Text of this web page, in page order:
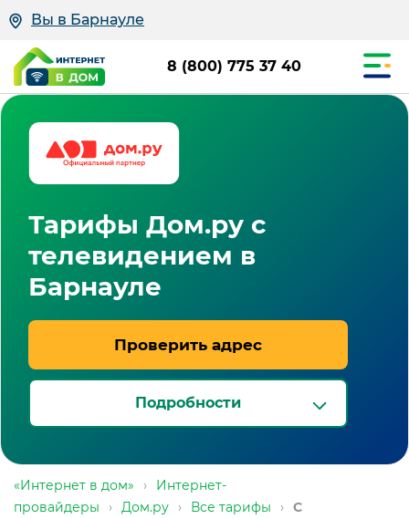
Вы в Барнауле
8 (800) 775 37 40
Тарифы Дом.ру с
телевидением в
Барнауле
Проверить адрес
Подробности
«Интернет в дом» ›
Интернет-
провайдеры
› Дом.ру › Все тарифы ›
С